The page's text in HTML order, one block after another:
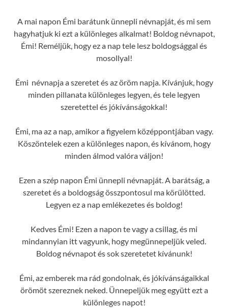
A mai napon Émi barátunk ünnepli névnapját, és mi sem
hagyhatjuk ki ezt a különleges alkalmat! Boldog névnapot,
Émi! Reméljük, hogy ez a nap tele lesz boldogsággal és
mosollyal!
Émi névnapja a szeretet és az öröm napja. Kívánjuk, hogy
minden pillanata különleges legyen, és tele legyen
szeretettel és jókívánságokkal!
Émi, ma az a nap, amikor a figyelem középpontjában vagy.
Köszöntelek ezen a különleges napon, és kívánom, hogy
minden álmod valóra váljon!
Ezen a szép napon Émi ünnepli névnapját. A barátság, a
szeretet és a boldogság összpontosul ma körülötted.
Legyen ez a nap emlékezetes és boldog!
Kedves Émi! Ezen a napon te vagy a csillag, és mi
mindannyian itt vagyunk, hogy megünnepeljük veled.
Boldog névnapot és sok szeretetet kívánunk!
Émi, az emberek ma rád gondolnak, és jókívánságaikkal
örömöt szereznek neked. Ünnepeljük meg együtt ezt a
különleges napot!